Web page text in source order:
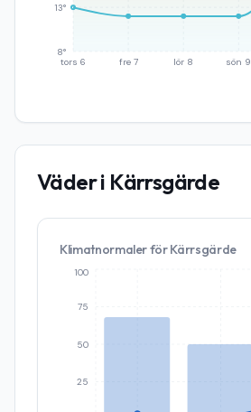
tors 6 fre 7 lör 8 sön 9
8°
13°
Väder i Kärrsgärde
Klimatnormaler förKärrsgärde
25
50
75
100